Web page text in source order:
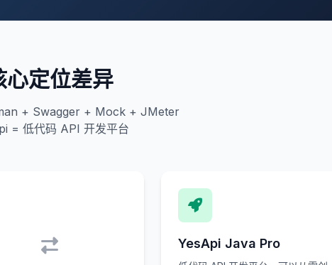
心定位差异
+ Swagger + Mock + JMeter
= 低代码 API 开发平台
YesApi Java Pro